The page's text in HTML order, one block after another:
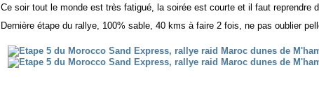
Ce soir tout le monde est très fatigué, la soirée est courte et il faut reprendre
Dernière étape du rallye, 100% sable, 40 kms à faire 2 fois, ne pas oublier